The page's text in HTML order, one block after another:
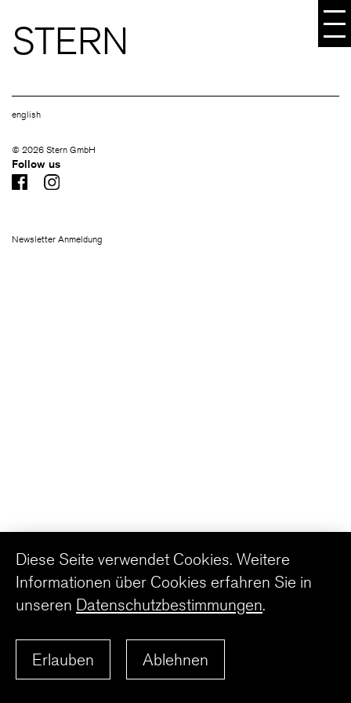
STERN
english
© 2026 Stern GmbH
Follow us
Newsletter Anmeldung
Erlauben Ablehnen
Diese Seite verwendet Cookies. Weitere
Informationen über Cookies erfahren Sie in
unseren Datenschutzbestimmungen.